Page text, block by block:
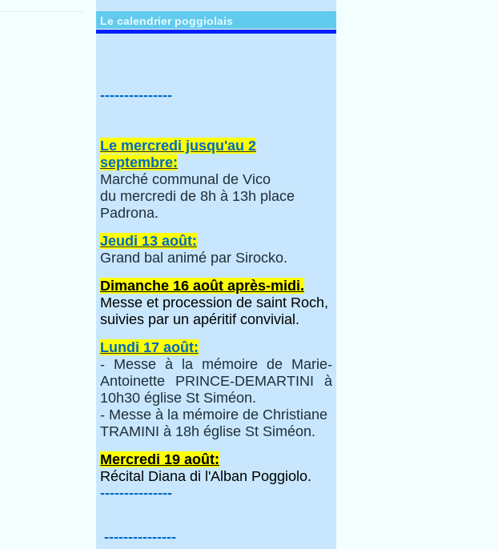
Le calendrier poggiolais
---------------
Le mercredi jusqu'au 2
septembre:
Marché communal de Vico
du mercredi de 8h à 13h place
Padrona.
Jeudi 13 août:
Grand bal animé par Sirocko.
Dimanche 16 août après-midi.
Messe et procession de saint Roch,
suivies par un apéritif convivial.
Lundi 17 août:
- Messe à la mémoire de Marie-
Antoinette PRINCE-DEMARTINI à
10h30 église St Siméon.
- Messe à la mémoire de Christiane
TRAMINI à 18h église St Siméon.
Mercredi 19 août:
Récital Diana di l'Alban Poggiolo.
---------------
---------------